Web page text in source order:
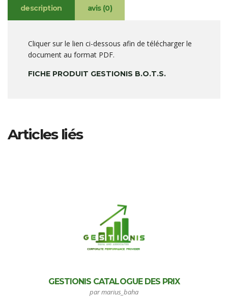
description avis (0)
Cliquer sur le lien ci-dessous afin de télécharger le
document au format PDF.
FICHE PRODUIT GESTIONIS B.O.T.S.
Articles liés
GESTIONIS CATALOGUE DES PRIX
par marius_baha